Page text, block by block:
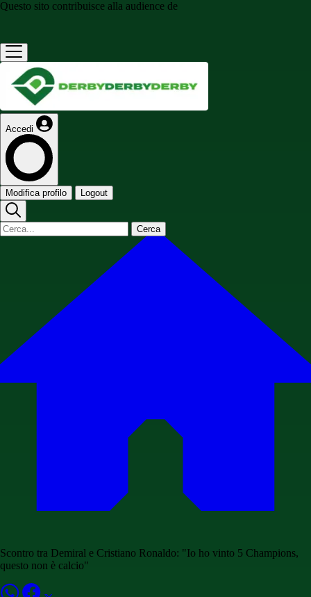
Questo sito contribuisce alla audience de
Accedi
Modifica profilo Logout
Cerca
Scontro tra Demiral e Cristiano Ronaldo: "Io ho vinto 5 Champions,
questo non è calcio"